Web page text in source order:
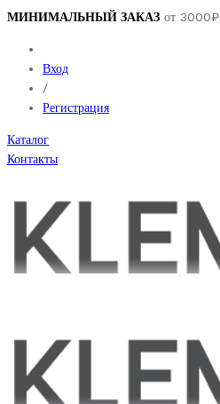
МИНИМАЛЬНЫЙ ЗАКАЗ от 3000₽
Вход
/
Регистрация
Каталог
Контакты